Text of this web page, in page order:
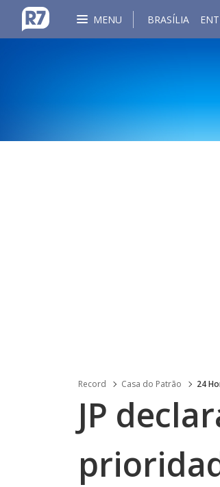
MENU BRASÍLIA
Record Casa do Patrão 24
JP